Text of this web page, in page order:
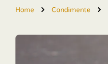
Home Condimente